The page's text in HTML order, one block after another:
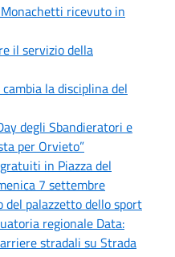
ricevuto in
il servizio della
la disciplina del
degli Sbandieratori e
per Orvieto”
in Piazza del
7 settembre
del palazzetto dello sport
regionale Data:
stradali su Strada